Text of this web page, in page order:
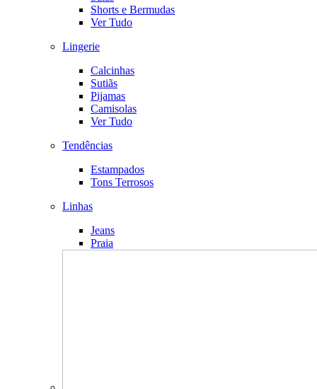
Shorts e Bermudas
Ver Tudo
Lingerie
Calcinhas
Sutiãs
Pijamas
Camisolas
Ver Tudo
Tendências
Estampados
Tons Terrosos
Linhas
Jeans
Praia